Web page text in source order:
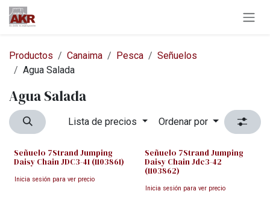
Ir al contenido
Productos Canaima Pesca
Señuelos
Agua Salada
Agua Salada
Lista de precios Ordenar por
Señuelo 7Strand Jumping
Daisy Chain JDC3-41 (1103861)
Inicia sesión para ver precio
Señuelo 7Strand Jumping
Daisy Chain Jdc3-42
(1103862)
Inicia sesión para ver precio